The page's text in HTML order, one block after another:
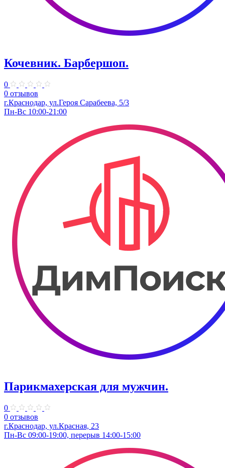
Кочевник. ​Барбершоп.
0
0 отзывов
г.Краснодар, ул.Героя Сарабеева, 5/3
Пн-Вс 10:00-21:00
Парикмахерская для мужчин.
0
0 отзывов
г.Краснодар, ул.Красная, 23
Пн-Вс 09:00-19:00, перерыв 14:00-15:00